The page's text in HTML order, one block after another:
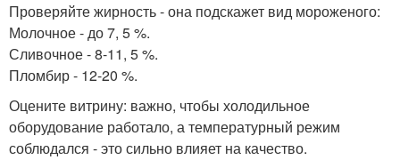
Проверяйте жирность - она подскажет вид мороженого:
Молочное - до 7, 5 %.
Сливочное - 8-11, 5 %.
Пломбир - 12-20 %.
Оцените витрину: важно, чтобы холодильное
оборудование работало, а температурный режим
соблюдался - это сильно влияет на качество.